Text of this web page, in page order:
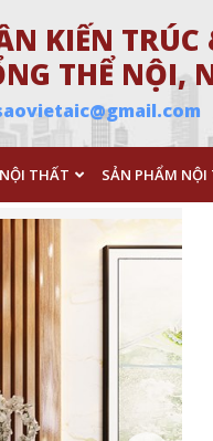
KIẾN
THỂ NỘI,
THẤT SẢN PHẨM NỘI